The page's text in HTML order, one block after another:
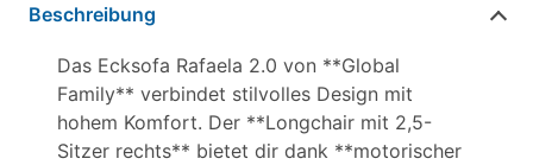
Beschreibung
Das Ecksofa Rafaela 2.0 von **Global
Family** verbindet stilvolles Design mit
hohem Komfort. Der **Longchair mit 2,5-
Sitzer rechts** bietet dir dank **motorischer